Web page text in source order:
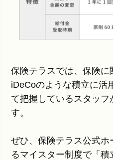
保険テラスでは、保険に
iDeCoのような積立に活
て把握しているスタッフ
す。
ぜひ、保険テラス公式
るマイスター制度で「